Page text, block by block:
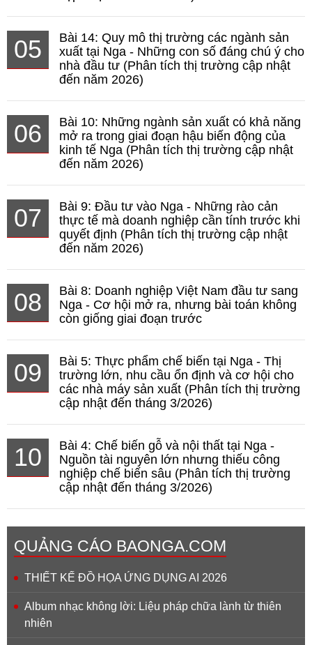
05
Bài 14: Quy mô thị trường các ngành sản
xuất tại Nga - Những con số đáng chú ý cho
nhà đầu tư (Phân tích thị trường cập nhật
đến năm 2026)
06
Bài 10: Những ngành sản xuất có khả năng
mở ra trong giai đoạn hậu biến động của
kinh tế Nga (Phân tích thị trường cập nhật
đến năm 2026)
07
Bài 9: Đầu tư vào Nga - Những rào cản
thực tế mà doanh nghiệp cần tính trước khi
quyết định (Phân tích thị trường cập nhật
đến năm 2026)
08
Bài 8: Doanh nghiệp Việt Nam đầu tư sang
Nga - Cơ hội mở ra, nhưng bài toán không
còn giống giai đoạn trước
09
Bài 5: Thực phẩm chế biến tại Nga - Thị
trường lớn, nhu cầu ổn định và cơ hội cho
các nhà máy sản xuất (Phân tích thị trường
cập nhật đến tháng 3/2026)
10
Bài 4: Chế biến gỗ và nội thất tại Nga -
Nguồn tài nguyên lớn nhưng thiếu công
nghiệp chế biến sâu (Phân tích thị trường
cập nhật đến tháng 3/2026)
QUẢNG CÁO BAONGA.COM
THIẾT KẾ ĐỒ HỌA ỨNG DỤNG AI 2026
Album nhạc không lời: Liệu pháp chữa lành từ thiên
nhiên